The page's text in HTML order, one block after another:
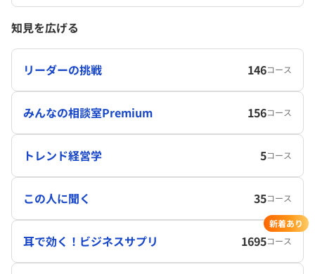
知見を広げる
リーダーの挑戦 146コース
みんなの相談室Premium 156コース
トレンド経営学 5コース
この人に聞く 35コース
耳で効く！ビジネスサプリ 1695コース
新着あり